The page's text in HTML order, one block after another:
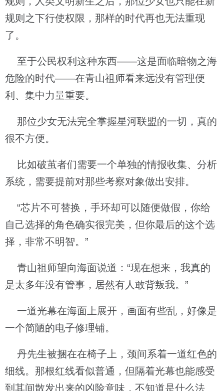
规则之下行使权限，那样的时代再也无法重现
了。
至于公民权利这种东西——这是面临暗物之海
危险的时代——在青山祖师看来远没有管理便
利、集中力量重要。
那位少女无法完全掌握星河联盟的一切，真的
很不方便。
比如破茧者们需要一个单独的情报收集、分析
系统，需要提前对那些考察对象做出安排。
“芯片不可替换，手环却可以随便做假，你给
自己选择的角色确实很完美，但你最后的这个选
择，非常不明智。”
青山祖师望向海面说道：“现在想来，我真的
是太多年没有管事，居然有人敢背叛我。”
一道光幕在海面上展开，画面有些乱，好像是
一个简陋的电子修理铺。
丹先生被捆在在椅子上，颈间系着一道红色的
细线。那根红线看似普通，但隔着光幕也能感受
到其间散发出来的凶险意味，不知道是什么法